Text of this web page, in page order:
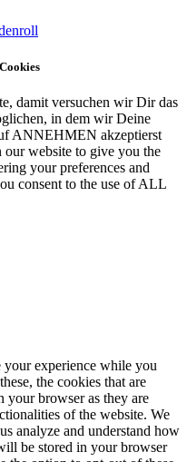
damit versuchen wir Dir das
in dem wir Deine
ANNEHMEN akzeptierst
our website to give you the
your preferences and
consent to the use of ALL
your experience while you
the cookies that are
your browser as they are
of the website. We
analyze and understand how
be stored in your browser